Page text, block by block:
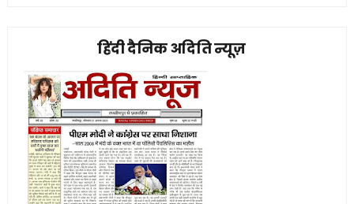
हिंदी दैनिक अदिति न्यूज़